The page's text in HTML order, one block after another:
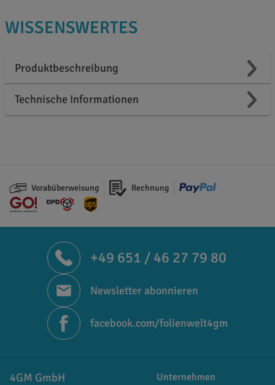
WISSENSWERTES
Produktbeschreibung
Technische Informationen
Vorabüberweisung Rechnung
+49 651 / 46 27 79 80
Newsletter abonnieren
facebook.com/folienwelt4gm
4GM GmbH Unternehmen